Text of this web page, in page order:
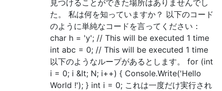
見つけることができた場所はありませんでし
た。 私は何を知っていますか？ 以下のコード
のように単純なコードを言ってください：
char h = 'y'; // This will be executed 1 time
int abc = 0; // This will be executed 1 time
以下のようなループがあるとします。 for (int
i = 0; i &lt; N; i++) { Console.Write('Hello
World !'); } int i = 0; これは一度だけ実行され